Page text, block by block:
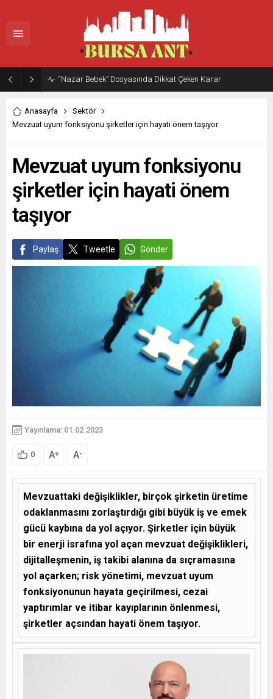
“Nazar Bebek” Dosyasında Dikkat Çeken Karar
Anasayfa
Sektör
Mevzuat uyum fonksiyonu şirketler için hayati önem taşıyor
Mevzuat uyum fonksiyonu
şirketler için hayati önem
taşıyor
Paylaş Tweetle Gönder
Yayınlama: 01.02.2023
0 A+ A-
Mevzuattaki değişiklikler, birçok şirketin üretime
odaklanmasını zorlaştırdığı gibi büyük iş ve emek
gücü kaybına da yol açıyor. Şirketler için büyük
bir enerji israfına yol açan mevzuat değişiklikleri,
dijitalleşmenin, iş takibi alanına da sıçramasına
yol açarken; risk yönetimi, mevzuat uyum
fonksiyonunun hayata geçirilmesi, cezai
yaptırımlar ve itibar kayıplarının önlenmesi,
şirketler açsından hayati önem taşıyor.